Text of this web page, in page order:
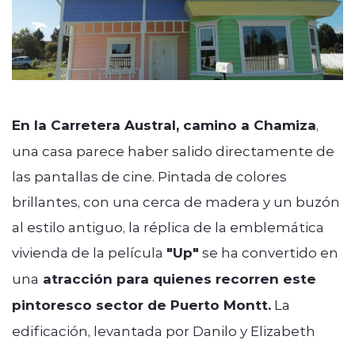
En la Carretera Austral, camino a Chamiza,
una casa parece haber salido directamente de
las pantallas de cine. Pintada de colores
brillantes, con una cerca de madera y un buzón
al estilo antiguo, la réplica de la emblemática
vivienda de la película "Up" se ha convertido en
una atracción para quienes recorren este
pintoresco sector de Puerto Montt. La
edificación, levantada por Danilo y Elizabeth